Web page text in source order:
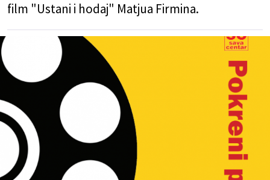
film "Ustani i hodaj" Matjua Firmina.